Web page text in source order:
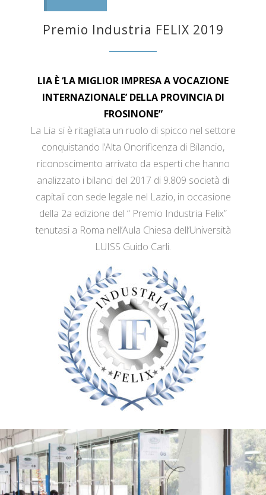
Premio Industria FELIX 2019
LIA È ‘LA MIGLIOR IMPRESA A VOCAZIONE
INTERNAZIONALE’ DELLA PROVINCIA DI
FROSINONE”
La Lia si è ritagliata un ruolo di spicco nel settore
conquistando l’Alta Onorificenza di Bilancio,
riconoscimento arrivato da esperti che hanno
analizzato i bilanci del 2017 di 9.809 società di
capitali con sede legale nel Lazio, in occasione
della 2a edizione del “ Premio Industria Felix”
tenutasi a Roma nell’Aula Chiesa dell’Università
LUISS Guido Carli.